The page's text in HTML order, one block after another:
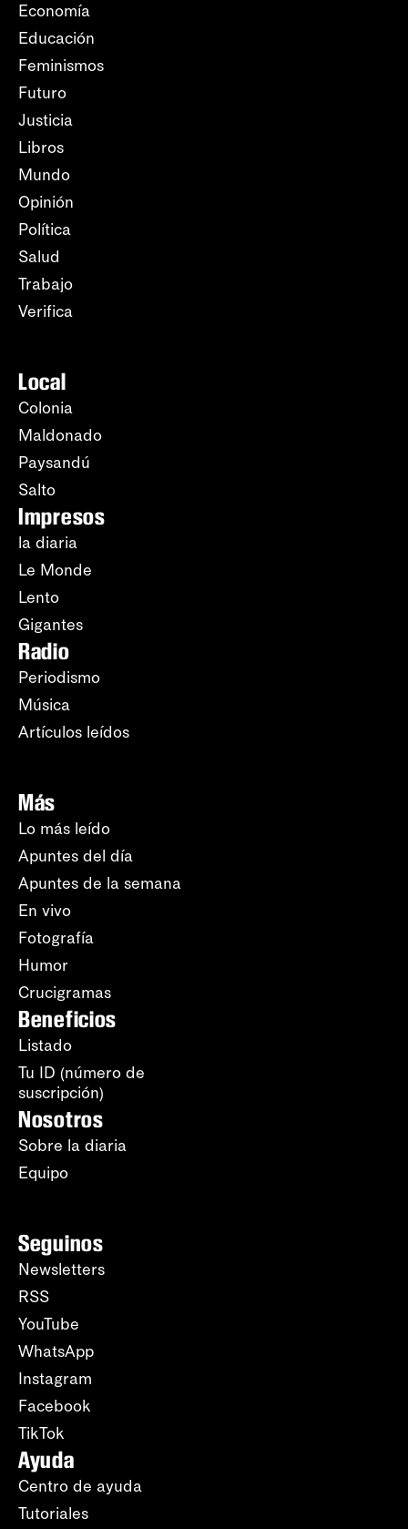
Economía
Educación
Feminismos
Futuro
Justicia
Libros
Mundo
Opinión
Política
Salud
Trabajo
Verifica
Local
Colonia
Maldonado
Paysandú
Salto
Impresos
la diaria
Le Monde
Lento
Gigantes
Radio
Periodismo
Música
Artículos leídos
Más
Lo más leído
Apuntes del día
Apuntes de la semana
En vivo
Fotografía
Humor
Crucigramas
Beneficios
Listado
Tu ID (número de
suscripción)
Nosotros
Sobre la diaria
Equipo
Seguinos
Newsletters
RSS
YouTube
WhatsApp
Instagram
Facebook
TikTok
Ayuda
Centro de ayuda
Tutoriales